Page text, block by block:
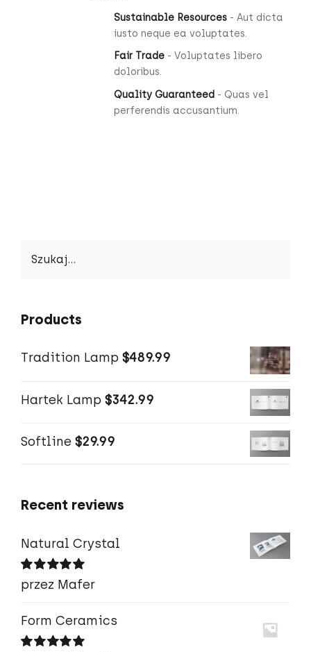
Sustainable Resources- Aut dicta
iusto neque ea voluptates.
Fair Trade- Voluptates libero
doloribus.
Quality Guaranteed - Quas vel
perferendis accusantium.
Products
Tradition Lamp $489.99
Hartek Lamp $342.99
Softline $29.99
Recent reviews
Natural Crystal
Oceniono5
na 5
przez Mafer
Form Ceramics